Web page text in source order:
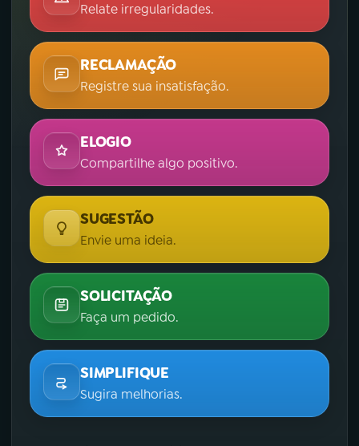
Relate irregularidades.
RECLAMAÇÃO
Registre sua insatisfação.
ELOGIO
Compartilhe algo positivo.
SUGESTÃO
Envie uma ideia.
SOLICITAÇÃO
Faça um pedido.
SIMPLIFIQUE
Sugira melhorias.